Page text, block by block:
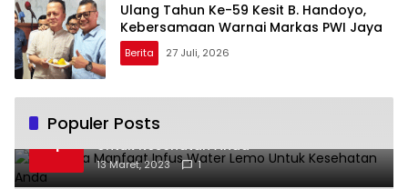
Ulang Tahun Ke-59 Kesit B. Handoyo,
Kebersamaan Warnai Markas PWI Jaya
Berita 27 Juli, 2026
Populer Posts
1
Beberapa Manfaat Infus Water Lemo
Untuk Kesehatan Anda
13 Maret, 2023 1